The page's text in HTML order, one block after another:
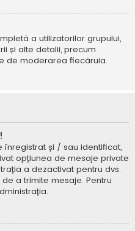
a utilizatorilor grupului,
și alte detalii, precum
de moderarea fiecăruia.
înregistrat și / sau identificat,
opțiunea de mesaje private
a dezactivat pentru dvs.
a trimite mesaje. Pentru